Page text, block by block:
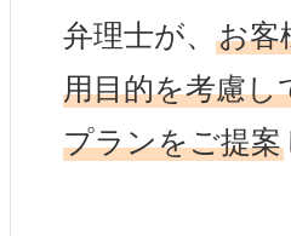
弁理士が、 お客
用目的を考慮し
プランをご提案